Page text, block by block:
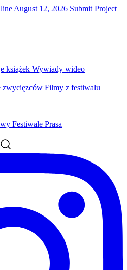
August 12, 2026 Submit Project
książek Wywiady wideo
zwycięzców Filmy z festiwalu
Festiwale Prasa